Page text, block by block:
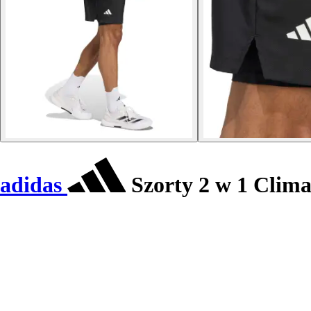
adidas Szorty 2 w 1